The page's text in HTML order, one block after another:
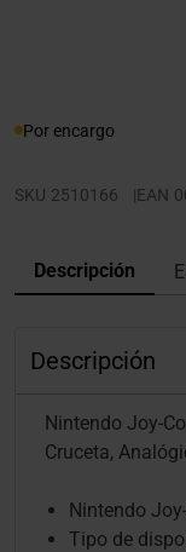
Por encargo
SKU 2510166 |EAN
Descripción
Descripción
Nintendo Joy-
Cruceta,
Nintendo
Tipo de